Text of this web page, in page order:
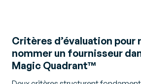
Critères d’évaluation pour
nommer un fournisseur
Magic Quadrant™